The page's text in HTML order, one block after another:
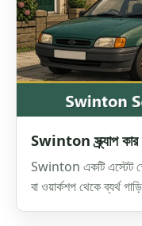
Swinton স্ক্র্যাপ
Swinton একটি এস্টেট
বা ওয়ার্কশপ থেকে ব্যর্থ